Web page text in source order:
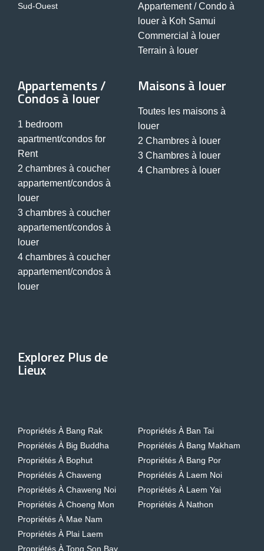
Sud-Ouest
Appartement / Condo à
louer à Koh Samui
Commercial à louer
Terrain à louer
Appartements /
Condos à louer
1 bedroom
apartment/condos for
Rent
2 chambres à coucher
appartement/condos à
louer
3 chambres à coucher
appartement/condos à
louer
4 chambres à coucher
appartement/condos à
louer
Maisons à louer
Toutes les maisons à
louer
2 Chambres à louer
3 Chambres à louer
4 Chambres à louer
Explorez Plus de
Lieux
Propriétés À Bang Rak
Propriétés À Big Buddha
Propriétés À Bophut
Propriétés À Chaweng
Propriétés À Chaweng Noi
Propriétés À Choeng Mon
Propriétés À Mae Nam
Propriétés À Plai Laem
Propriétés À Tong Son Bay
Propriétés À Ban Tai
Propriétés À Bang Makham
Propriétés À Bang Por
Propriétés À Laem Noi
Propriétés À Laem Yai
Propriétés À Nathon